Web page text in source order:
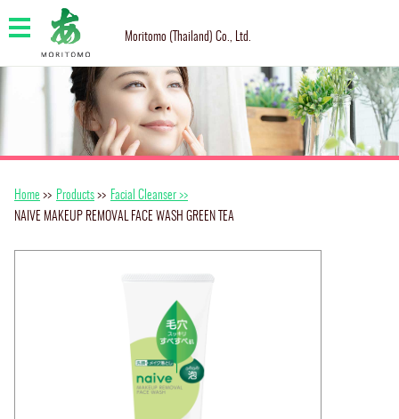
Moritomo (Thailand) Co., Ltd.
Home >> Products >> Facial Cleanser >>
NAIVE MAKEUP REMOVAL FACE WASH GREEN TEA